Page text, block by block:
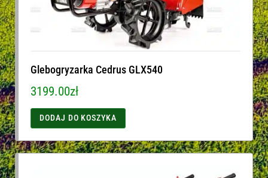
Glebogryzarka Cedrus GLX540
3199.00zł
DODAJ DO KOSZYKA